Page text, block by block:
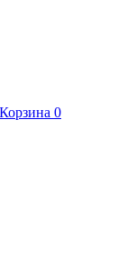
Корзина 0